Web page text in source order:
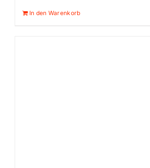
In den Warenkorb